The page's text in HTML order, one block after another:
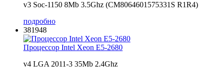
v3 Soc-1150 8Mb 3.5Ghz (CM8064601575331S R1R4)
подробно
381948
Процессор Intel Xeon E5-2680
v4 LGA 2011-3 35Mb 2.4Ghz